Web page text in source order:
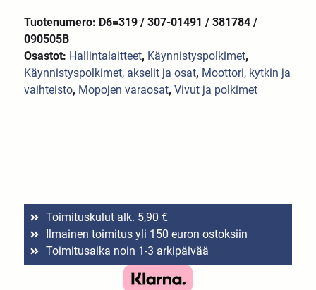
Tuotenumero: D6=319 / 307-01491 / 381784 /
090505B
Osastot: Hallintalaitteet, Käynnistyspolkimet,
Käynnistyspolkimet, akselit ja osat, Moottori, kytkin ja
vaihteisto, Mopojen varaosat,Vivut ja polkimet
Toimituskulut alk. 5,90 €
Ilmainen toimitus yli 150 euron ostoksiin
Toimitusaika noin 1-3 arkipäivää